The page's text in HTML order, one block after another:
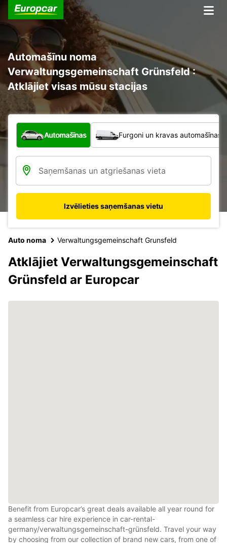
Automašīnu noma
Verwaltungsgemeinschaft Grünsfeld :
Atklājiet visas mūsu stacijas
Kāda veida transportlīdzeklis?
Automašīnas Furgoni un kravas automašīnas
Izvēlieties saņemšanas vietu
Auto noma Verwaltungsgemeinschaft Grunsfeld
Atklājiet Verwaltungsgemeinschaft
Grünsfeld ar Europcar
Benefit from Europcar’s great deals available all year round for
a seamless car hire experience in car-rental-
germany/verwaltungsgemeinschaft-grünsfeld. Travel your way
by choosing from our collection of brand new cars, from one of